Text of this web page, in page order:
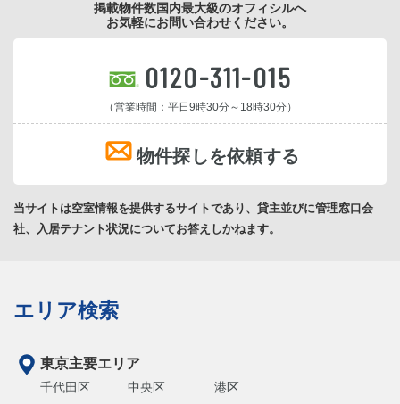
掲載物件数国内最大級のオフィシルへ
お気軽にお問い合わせください。
0120-311-015
（営業時間：平日9時30分～18時30分）
物件探しを依頼する
当サイトは空室情報を提供するサイトであり、貸主並びに管理窓口会
社、入居テナント状況についてお答えしかねます。
エリア検索
東京主要エリア
千代田区 中央区 港区